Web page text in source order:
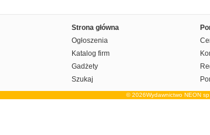
Strona główna
Ogłoszenia
Katalog firm
Gadżety
Szukaj
© 2026Wydawnictwo NEON